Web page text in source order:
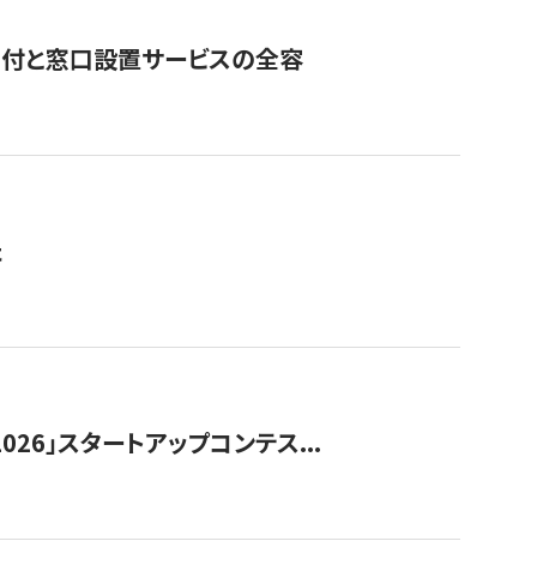
と窓口設置サービスの全容
」スタートアップコンテス...